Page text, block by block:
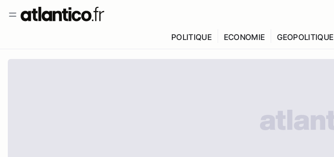
POLITIQUE ECONOMIE GEOPOLITIQUE